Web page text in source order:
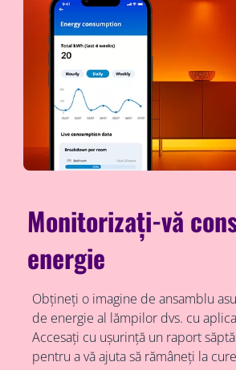
Monitorizați-vă
energie
Obțineți o imagine de ansamblu
de energie al lămpilor dvs. cu
Accesați cu ușurință un raport
pentru a vă ajuta să rămâneți la